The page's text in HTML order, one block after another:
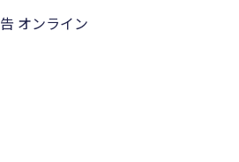
オンライン